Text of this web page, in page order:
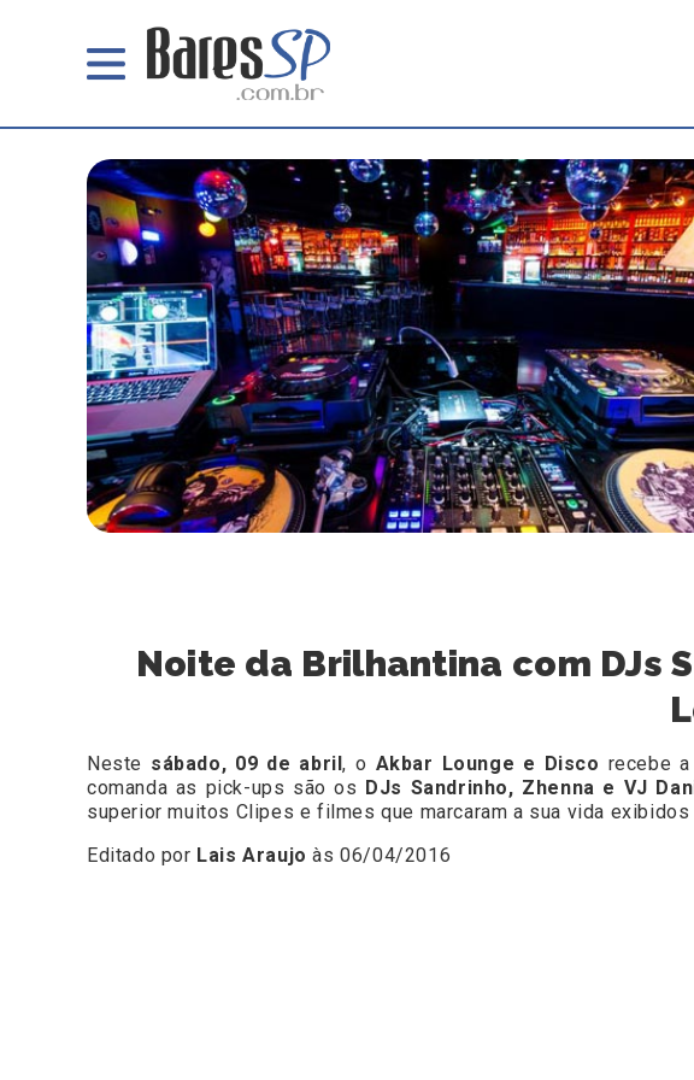
Noite da Brilhantina com DJs
Neste sábado, 09 de abril, o Akbar Lounge e Disco recebe a
comanda as pick-ups são os DJs Sandrinho, Zhenna e VJ
superior muitos Clipes e filmes que marcaram a sua vida
Editado por Lais Araujo às 06/04/2016